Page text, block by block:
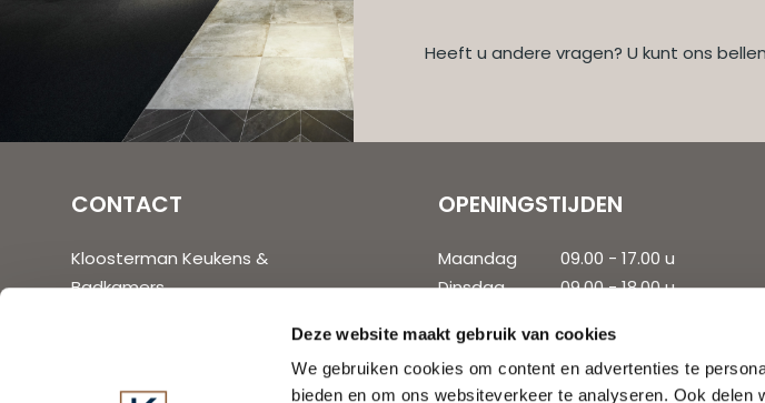
Deze website maakt gebruik van cookies
We gebruiken cookies om content en advertenties te
bieden en om ons websiteverkeer te analyseren. Ook delen
Heeft u andere vragen? U kunt ons
CONTACT
Kloosterman Keukens &
Badkamers
OPENINGSTIJDEN
Maandag
09.00 - 17.00 u
Dinsdag
09.00 - 18.00 u
Donderdag
09.00 - 18.00 u
Vrijdag
09.00 - 18.00 u